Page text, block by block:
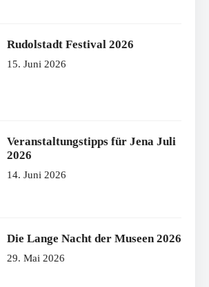
Rudolstadt Festival 2026
15. Juni 2026
Veranstaltungstipps für Jena Juli
2026
14. Juni 2026
Die Lange Nacht der Museen 2026
29. Mai 2026